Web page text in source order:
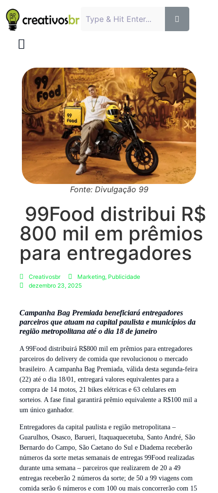
Fonte: Divulgação 99
99Food distribui R$
800 mil em prêmios
para entregadores
Creativosbr Marketing, Publicidade
dezembro 23, 2025
Campanha Bag Premiada beneficiará entregadores
parceiros que atuam na capital paulista e municípios da
região metropolitana até o dia 18 de janeiro
A 99Food distribuirá R$800 mil em prêmios para entregadores
parceiros do delivery de comida que revolucionou o mercado
brasileiro. A campanha Bag Premiada, válida desta segunda-feira
(22) até o dia 18/01, entregará valores equivalentes para a
compra de 14 motos, 21 bikes elétricas e 63 celulares em
sorteios. A fase final garantirá prêmio equivalente a R$100 mil a
um único ganhador.
Entregadores da capital paulista e região metropolitana –
Guarulhos, Osasco, Barueri, Itaquaquecetuba, Santo André, São
Bernardo do Campo, São Caetano do Sul e Diadema receberão
números da sorte metas semanais de entregas 99Food realizadas
durante uma semana – parceiros que realizarem de 20 a 49
entregas receberão 2 números da sorte; de 50 a 99 viagens com
comida serão 6 números e com 100 ou mais concorrerão com 15